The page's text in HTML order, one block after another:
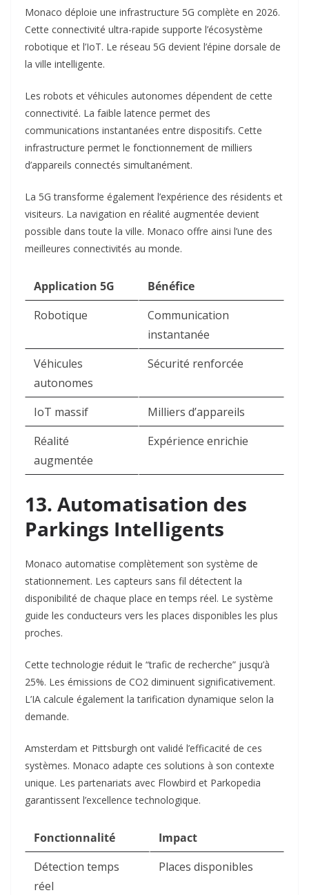
Monaco déploie une infrastructure 5G complète en 2026.
Cette connectivité ultra-rapide supporte l’écosystème
robotique et l’IoT. Le réseau 5G devient l’épine dorsale de
la ville intelligente.​
Les robots et véhicules autonomes dépendent de cette
connectivité. La faible latence permet des
communications instantanées entre dispositifs. Cette
infrastructure permet le fonctionnement de milliers
d’appareils connectés simultanément.​
La 5G transforme également l’expérience des résidents et
visiteurs. La navigation en réalité augmentée devient
possible dans toute la ville. Monaco offre ainsi l’une des
meilleures connectivités au monde.​
Application 5G
Bénéfice
Robotique
Communication
instantanée
Véhicules
autonomes
Sécurité renforcée
IoT massif
Milliers d’appareils
Réalité
augmentée
Expérience enrichie
13. Automatisation des
Parkings Intelligents
Monaco automatise complètement son système de
stationnement. Les capteurs sans fil détectent la
disponibilité de chaque place en temps réel. Le système
guide les conducteurs vers les places disponibles les plus
proches.​
Cette technologie réduit le “trafic de recherche” jusqu’à
25%. Les émissions de CO2 diminuent significativement.
L’IA calcule également la tarification dynamique selon la
demande.​
Amsterdam et Pittsburgh ont validé l’efficacité de ces
systèmes. Monaco adapte ces solutions à son contexte
unique. Les partenariats avec Flowbird et Parkopedia
garantissent l’excellence technologique.​
Fonctionnalité
Impact
Détection temps
réel
Places disponibles